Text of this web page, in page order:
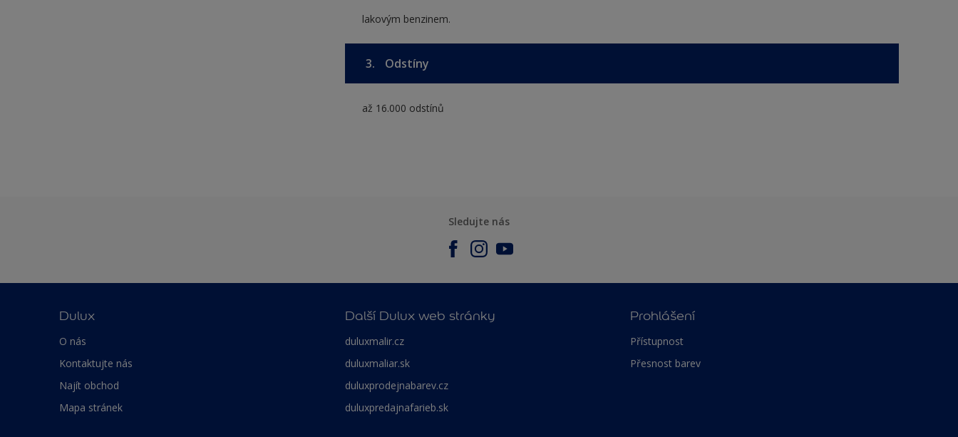
lakovým benzinem.
3. Odstíny
až 16.000 odstínů
Sledujte nás
Dulux
O nás
Kontaktujte nás
Najít obchod
Mapa stránek
Další Dulux web stránky
duluxmalir.cz
duluxmaliar.sk
duluxprodejnabarev.cz
duluxpredajnafarieb.sk
Prohlášení
Přístupnost
Přesnost barev